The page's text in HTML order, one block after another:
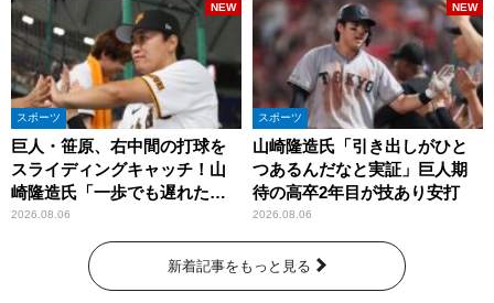
スポーツ
巨人・笹原、右中間の打球を
スライディングキャッチ！山
崎隆造氏「一歩でも遅れた
ら…」
2026.08.06
NEW
スポーツ
山崎隆造氏「引き出しがひと
つあるんだなと実証」巨人期
待の高卒2年目が技あり安打
2026.08.06
NEW
新着記事をもっと見る